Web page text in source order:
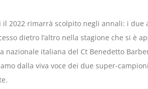
il 2022 rimarrà scolpito negli annali: i due
dietro l’altro nella stagione che si è
nazionale italiana del Ct Benedetto
dalla viva voce dei due super-